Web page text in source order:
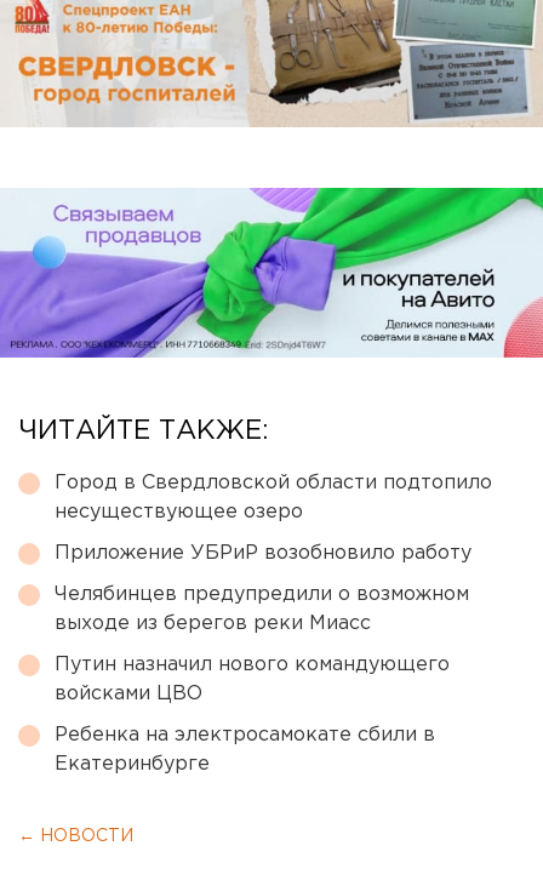
ЧИТАЙТЕ ТАКЖЕ:
Город в Свердловской области подтопило
несуществующее озеро
Приложение УБРиР возобновило работу
Челябинцев предупредили о возможном
выходе из берегов реки Миасс
Путин назначил нового командующего
войсками ЦВО
Ребенка на электросамокате сбили в
Екатеринбурге
← НОВОСТИ